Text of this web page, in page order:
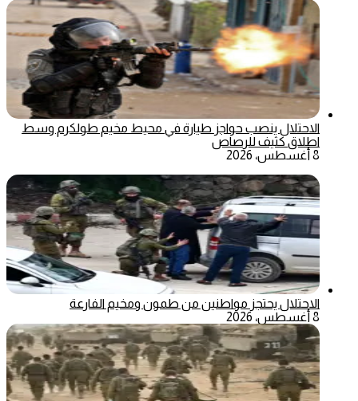
الاحتلال ينصب حواجز طيارة في محيط مخيم طولكرم وسط
اطلاق كثيف للرصاص
8 أغسطس، 2026
الاحتلال يحتجز مواطنين من طمون ومخيم الفارعة
8 أغسطس، 2026